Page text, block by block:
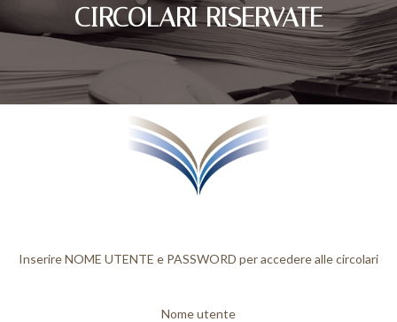
Avv. Zanchetta Roberto
CIRCOLARI RISERVATE
Inserire NOME UTENTE e PASSWORD per accedere alle circolari
Nome utente